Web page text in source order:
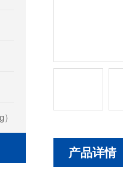
产品详情